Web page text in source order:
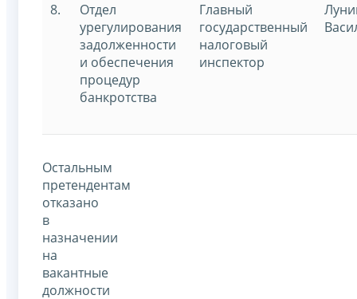
8.
Отдел
урегулирования
задолженности
и обеспечения
процедур
банкротства
Главный
государственный
налоговый
инспектор
Остальным
претендентам
отказано
в
назначении
на
вакантные
должности